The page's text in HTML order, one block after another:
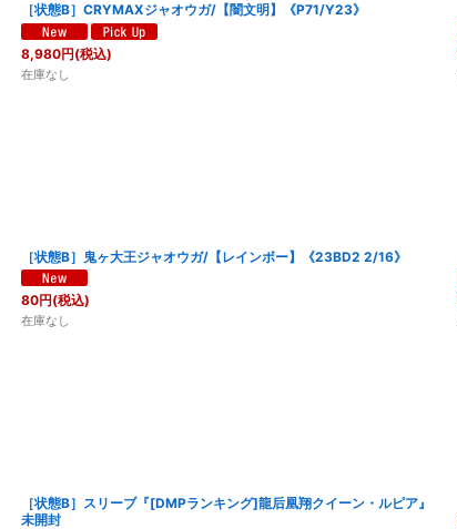
［状態B］CRYMAXジャオウガ/【闇文明】《P71/Y23》
8,980円(税込)
在庫なし
［状態B］鬼ヶ大王ジャオウガ/【レインボー】《23BD2 2/16》
80円(税込)
在庫なし
［状態B］スリーブ『[DMPランキング]龍后凰翔クイーン・ルピア』
未開封